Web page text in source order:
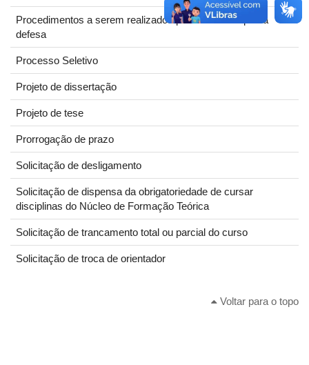
Procedimentos a serem realizados pelo discente após a
defesa
Processo Seletivo
Projeto de dissertação
Projeto de tese
Prorrogação de prazo
Solicitação de desligamento
Solicitação de dispensa da obrigatoriedade de cursar
disciplinas do Núcleo de Formação Teórica
Solicitação de trancamento total ou parcial do curso
Solicitação de troca de orientador
Voltar para o topo